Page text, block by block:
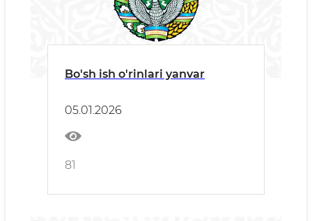
Bo'sh ish o'rinlari yanvar
05.01.2026
81